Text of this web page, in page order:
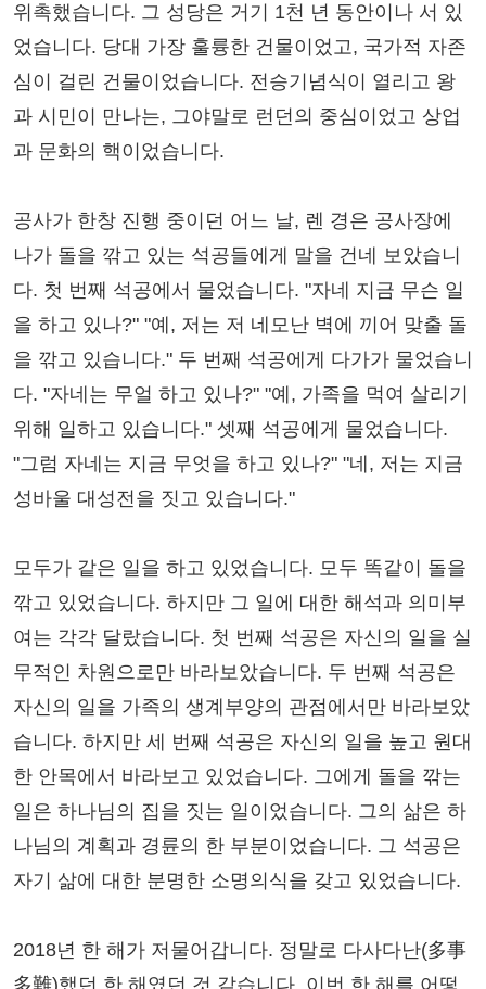
위촉했습니다. 그 성당은 거기 1천 년 동안이나 서 있
었습니다. 당대 가장 훌륭한 건물이었고, 국가적 자존
심이 걸린 건물이었습니다. 전승기념식이 열리고 왕
과 시민이 만나는, 그야말로 런던의 중심이었고 상업
과 문화의 핵이었습니다.
공사가 한창 진행 중이던 어느 날, 렌 경은 공사장에
나가 돌을 깎고 있는 석공들에게 말을 건네 보았습니
다. 첫 번째 석공에서 물었습니다. "자네 지금 무슨 일
을 하고 있나?" "예, 저는 저 네모난 벽에 끼어 맞출 돌
을 깎고 있습니다." 두 번째 석공에게 다가가 물었습니
다. "자네는 무얼 하고 있나?" "예, 가족을 먹여 살리기
위해 일하고 있습니다." 셋째 석공에게 물었습니다.
"그럼 자네는 지금 무엇을 하고 있나?" "네, 저는 지금
성바울 대성전을 짓고 있습니다."
모두가 같은 일을 하고 있었습니다. 모두 똑같이 돌을
깎고 있었습니다. 하지만 그 일에 대한 해석과 의미부
여는 각각 달랐습니다. 첫 번째 석공은 자신의 일을 실
무적인 차원으로만 바라보았습니다. 두 번째 석공은
자신의 일을 가족의 생계부양의 관점에서만 바라보았
습니다. 하지만 세 번째 석공은 자신의 일을 높고 원대
한 안목에서 바라보고 있었습니다. 그에게 돌을 깎는
일은 하나님의 집을 짓는 일이었습니다. 그의 삶은 하
나님의 계획과 경륜의 한 부분이었습니다. 그 석공은
자기 삶에 대한 분명한 소명의식을 갖고 있었습니다.
2018년 한 해가 저물어갑니다. 정말로 다사다난(多事